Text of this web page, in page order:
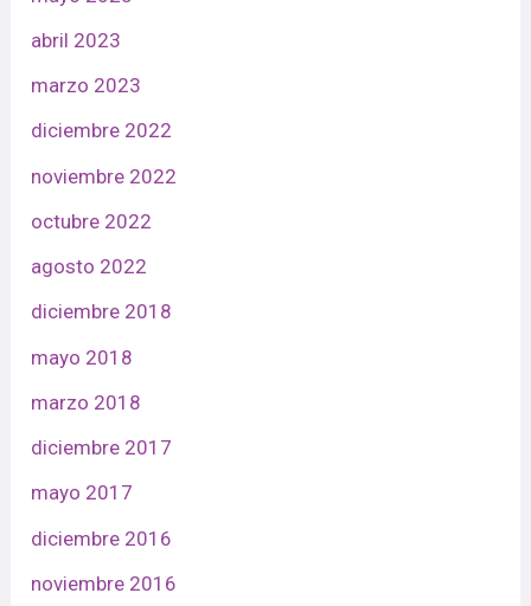
abril 2023
marzo 2023
diciembre 2022
noviembre 2022
octubre 2022
agosto 2022
diciembre 2018
mayo 2018
marzo 2018
diciembre 2017
mayo 2017
diciembre 2016
noviembre 2016